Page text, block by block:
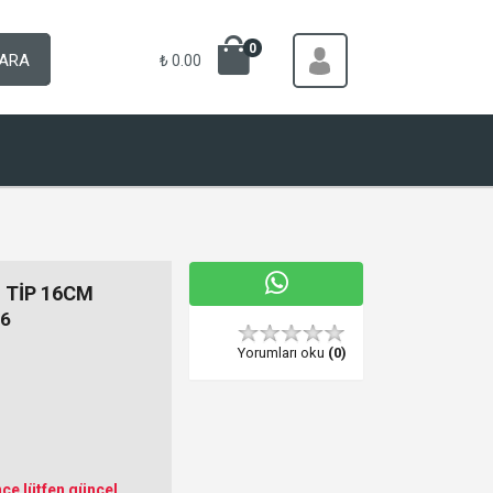
₺ 0.00
0
TİP 16CM
lütfen güncel
Yorumları oku (0)